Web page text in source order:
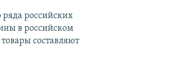
ряда российских
в российском
составляют